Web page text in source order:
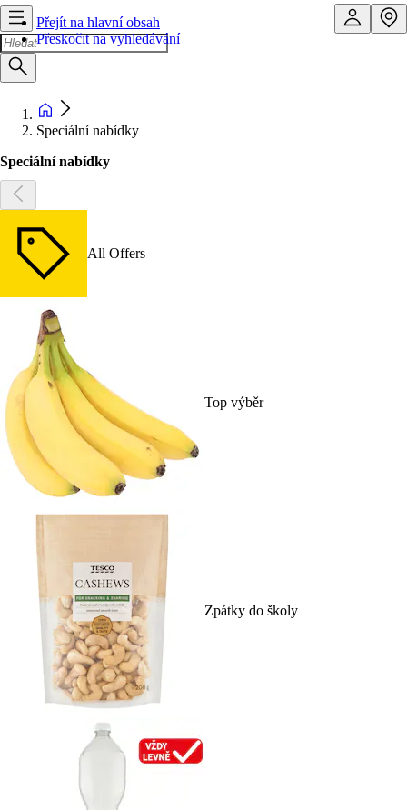
Přejít na hlavní obsah
Přeskočit na vyhledávání
Speciální nabídky
Speciální nabídky
All Offers
Top výběr
Zpátky do školy